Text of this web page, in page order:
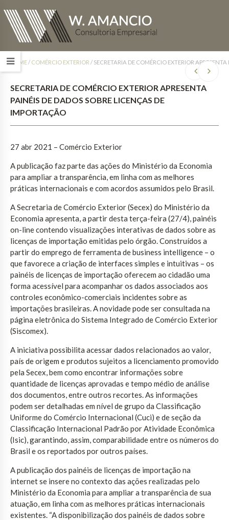
HOME/ COMÉRCIO EXTERIOR / SECRETARIA DE COMÉRCIO EXTERIOR
SECRETARIA DE COMÉRCIO EXTERIOR APRESENTA
PAINÉIS DE DADOS SOBRE LICENÇAS DE
IMPORTAÇÃO
27 abr 2021 – Comércio Exterior
A publicação faz parte das ações do Ministério da Economia
para ampliar a transparência, em linha com as melhores
práticas internacionais e com acordos assumidos pelo Brasil.
A Secretaria de Comércio Exterior (Secex) do Ministério da
Economia apresenta, a partir desta terça-feira (27/4), painéis
on-line contendo visualizações interativas de dados sobre as
licenças de importação emitidas pelo órgão. Construídos a
partir do emprego de ferramenta de business intelligence – o
que favorece a criação de interfaces simples e intuitivas – os
painéis de licenças de importação oferecem ao cidadão uma
forma acessível para acompanhar os dados associados aos
controles econômico-comerciais incidentes sobre as
importações brasileiras. A novidade pode ser consultada na
página eletrônica do Sistema Integrado de Comércio Exterior
(Siscomex).
A iniciativa possibilita acessar dados relacionados ao valor,
país de origem e produtos sujeitos a licenciamento promovido
pela Secex, bem como encontrar informações sobre
quantidade de licenças aprovadas e tempo médio de análise
dos documentos, entre outros recortes. As informações
podem ser detalhadas em nível de grupo da Classificação
Uniforme do Comércio Internacional (Cuci) e de seção da
Classificação Internacional Padrão por Atividade Econômica
(Isic), garantindo, assim, comparabilidade entre os números do
Brasil e os reportados por outros países.
A publicação dos painéis de licenças de importação na
internet se insere no contexto das ações realizadas pelo
Ministério da Economia para ampliar a transparência de sua
atuação, em linha com as melhores práticas internacionais
existentes. “A disponibilização dos painéis de dados sobre